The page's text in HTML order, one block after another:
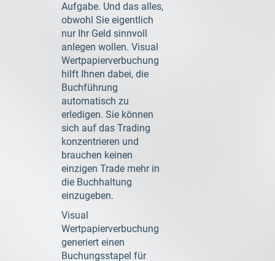
Aufgabe. Und das alles,
obwohl Sie eigentlich
nur Ihr Geld sinnvoll
anlegen wollen. Visual
Wertpapierverbuchung
hilft Ihnen dabei, die
Buchführung
automatisch zu
erledigen. Sie können
sich auf das Trading
konzentrieren und
brauchen keinen
einzigen Trade mehr in
die Buchhaltung
einzugeben.
Visual
Wertpapierverbuchung
generiert einen
Buchungsstapel für